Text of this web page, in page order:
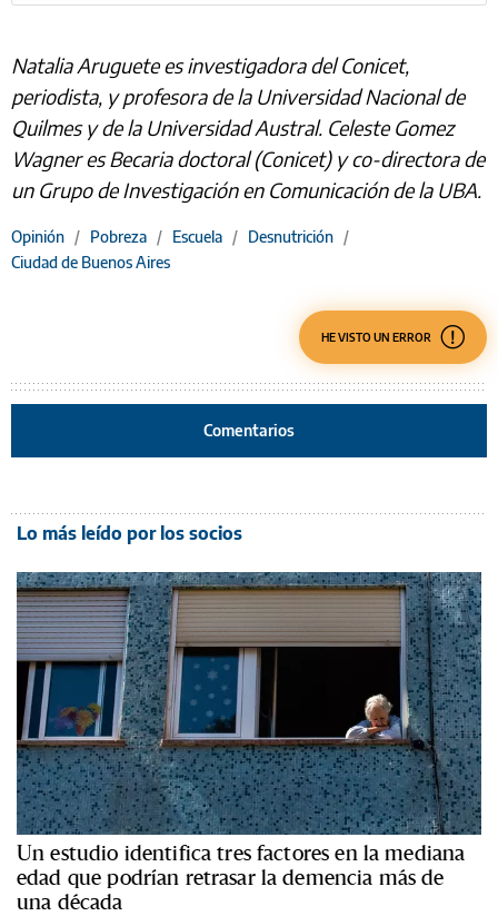
Natalia Aruguete es investigadora del Conicet,
periodista, y profesora de la Universidad Nacional de
Quilmes y de la Universidad Austral. Celeste Gomez
Wagner es Becaria doctoral (Conicet) y co-directora de
un Grupo de Investigación en Comunicación de la UBA.
Opinión / Pobreza / Escuela / Desnutrición /
Ciudad de Buenos Aires
HE VISTO UN ERROR
Comentarios
Lo más leído por los socios
Un estudio identifica tres factores en la mediana
edad que podrían retrasar la demencia más de
una década